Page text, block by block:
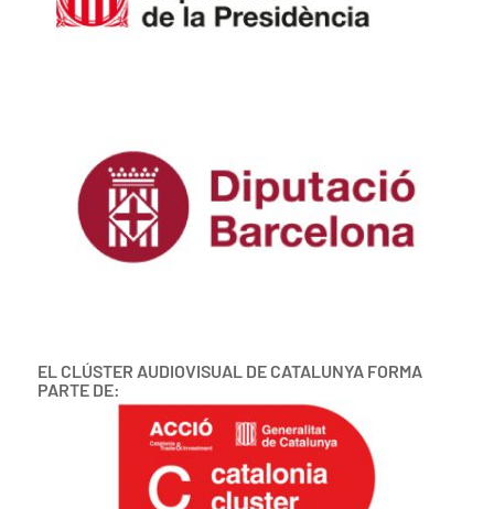
EL CLÚSTER AUDIOVISUAL DE CATALUNYA FORMA
PARTE DE: